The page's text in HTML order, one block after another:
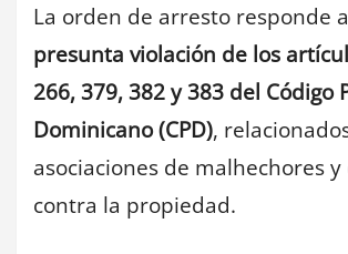
La orden de arresto responde
presunta violación de los
266, 379, 382 y 383 del Código
Dominicano (CPD),
asociaciones de malhechores
contra la propiedad.